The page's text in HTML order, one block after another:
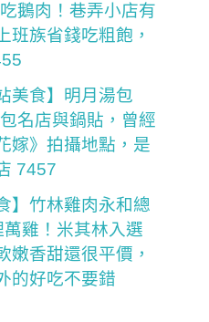
鵝肉！巷弄小店有
班族省錢吃粗飽，
美食】明月湯包
名店與鍋貼，曾經
嫁》拍攝地點，是
7457
】竹林雞肉永和總
雞！米其林入選
嫩香甜還很平價，
的好吃不要錯